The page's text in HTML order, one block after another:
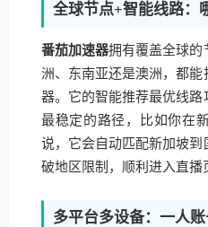
全球节点+智能线路：
番茄加速器拥有覆盖全球的
洲、东南亚还是澳洲，都
器。它的智能推荐最优线路
最稳定的路径，比如你在
说，它会自动匹配新加坡
破地区限制，顺利进入直播
多平台多设备：一人